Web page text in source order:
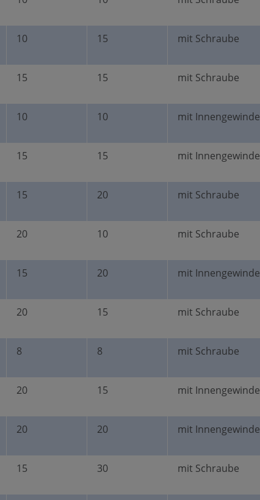
10 15 mit Schraube
15 15 mit Schraube
10 10 mit Innengewinde
15 15 mit Innengewinde
15 20 mit Schraube
20 10 mit Schraube
15 20 mit Innengewinde
20 15 mit Schraube
8 8 mit Schraube
20 15 mit Innengewinde
20 20 mit Innengewinde
15 30 mit Schraube